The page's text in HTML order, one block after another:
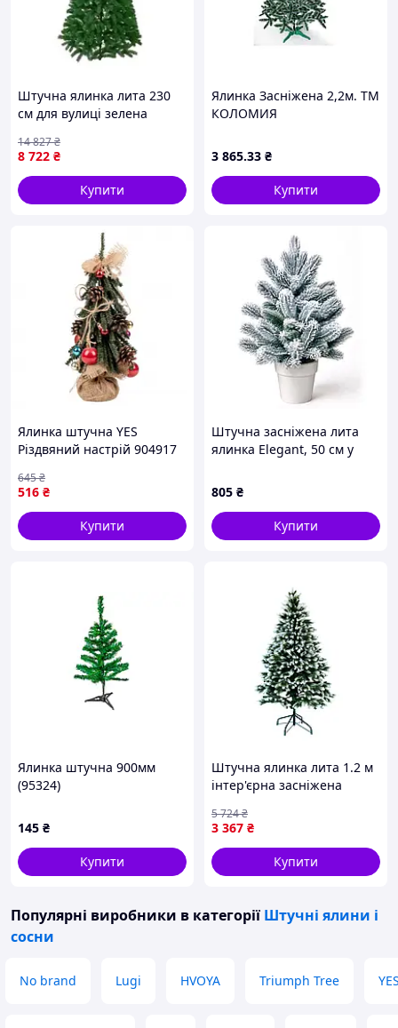
Штучна ялинка лита 230
см для вулиці зелена
8 722 ₴
14 827₴
Купити
Ялинка Засніжена 2,2м. ТМ
КОЛОМИЯ
3 865.33 ₴
Купити
Ялинка штучна YES
Різдвяний настрій 904917
516 ₴
645₴
Купити
Штучна засніжена лита
ялинка Elegant, 50 см у
805 ₴
Купити
Ялинка штучна 900мм
(95324)
145 ₴
Купити
Штучна ялинка лита 1.2 м
інтер'єрна засніжена
3 367 ₴
5 724₴
Купити
Популярні виробники в категорії Штучні ялини і
сосни
No brand Lugi HVOYA Triumph Tree